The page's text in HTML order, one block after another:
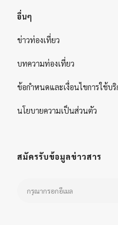
อื่นๆ
ข่าวท่องเที่ยว
บทความท่องเที่ยว
ข้อกำหนดและเงื่อนไขการใช้บริ
นโยบายความเป็นส่วนตัว
สมัครรับข้อมูลข่าวสาร